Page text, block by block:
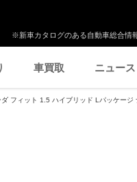
※新車カタログのある自動車総合情
車買取 ニュース
ダ フィット 1.5 ハイブリッド Lパッケー